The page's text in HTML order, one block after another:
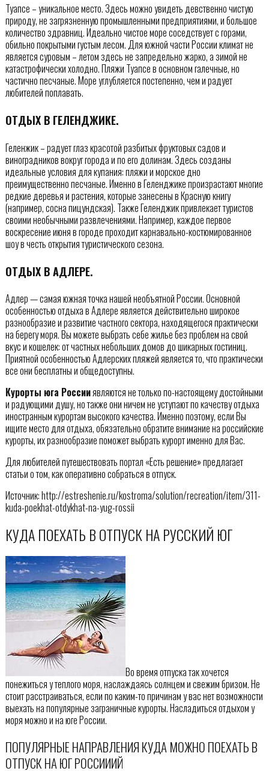
Туапсе – уникальное место. Здесь можно увидеть девственно чистую
природу, не загрязненную промышленными предприятиями, и большое
количество здравниц. Идеально чистое море соседствует с горами,
обильно покрытыми густым лесом. Для южной части России климат не
является суровым – летом здесь не запредельно жарко, а зимой не
катастрофически холодно. Пляжи Туапсе в основном галечные, но
частично песчаные. Море углубляется постепенно, чем и радует
любителей поплавать.
ОТДЫХ В ГЕЛЕНДЖИКЕ.
Геленжик – радует глаз красотой разбитых фруктовых садов и
виноградников вокруг города и по его долинам. Здесь созданы
идеальные условия для купания: пляжи и морское дно
преимущественно песчаные. Именно в Геленджике произрастают многие
редкие деревья и растения, которые занесены в Красную книгу
(например, сосна пицундская). Также Геленджик привлекает туристов
своими необычными развлечениями. Например, каждое первое
воскресение июня в городе проходит карнавально-костюмированное
шоу в честь открытия туристического сезона.
ОТДЫХ В АДЛЕРЕ.
Адлер — самая южная точка нашей необъятной России. Основной
особенностью отдыха в Адлере является действительно широкое
разнообразие и развитие частного сектора, находящегося практически
на берегу моря. Вы можете выбрать себе жилье без проблем на свой
вкус и кошелек: от частных небольших домов до шикарных гостиниц.
Приятной особенностью Адлерских пляжей является то, что практически
все они бесплатны и общедоступны.
Курорты юга Россииявляются не только по-настоящему достойными
и радующими душу, но также они ничем не уступают по качеству отдыха
иностранным курортам высокого качества. Именно поэтому, если Вы
ищите место для отдыха, обязательно обратите внимание на российские
курорты, их разнообразие поможет выбрать курорт именно для Вас.
Для любителей путешествовать портал «Есть решение» предлагает
статьи о том, как оперативно собраться в отпуск.
Источник: http://estreshenie.ru/kostroma/solution/recreation/item/311-
kuda-poekhat-otdykhat-na-yug-rossii
КУДА ПОЕХАТЬ В ОТПУСК НА РУССКИЙ ЮГ
Во время отпуска так хочется
понежиться у теплого моря, наслаждаясь солнцем и свежим бризом. Не
стоит расстраиваться, если по каким-то причинам у вас нет возможности
выехать на популярные заграничные курорты. Насладиться отдыхом у
моря можно и на юге России.
ПОПУЛЯРНЫЕ НАПРАВЛЕНИЯ КУДА МОЖНО ПОЕХАТЬ В
ОТПУСК НА ЮГ РОССИИИЙ